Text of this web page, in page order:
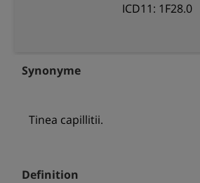
ICD11: 1F28.0
Synonyme
Tinea capillitii.
Definition